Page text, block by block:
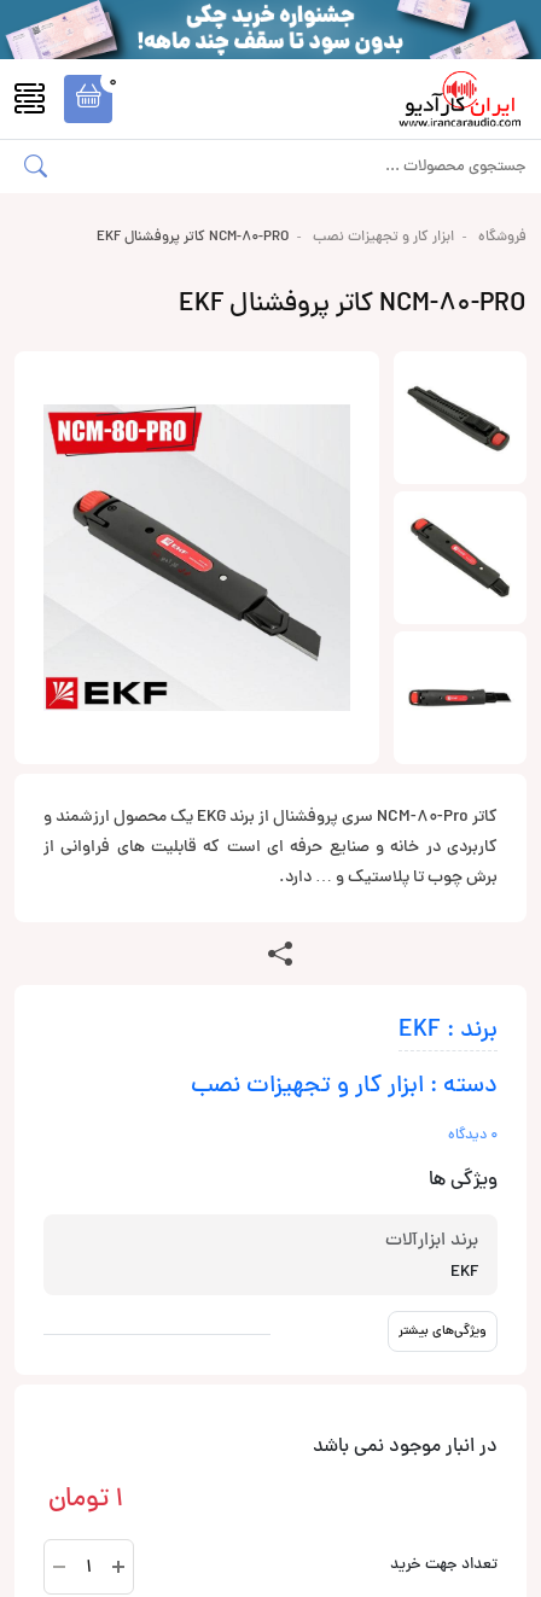
0
فروشگاه ابزار کار و تجهیزات نصب NCM-80-PRO کاتر پروفشنال EKF
NCM-80-PRO کاتر پروفشنال EKF
کاتر NCM-80-Pro سری پروفشنال از برند EKG یک محصول ارزشمند و
کاربردی در خانه و صنایع حرفه ای است که قابلیت های فراوانی از
برش چوب تا پلاستیک و … دارد.
برند : EKF
دسته : ابزار کار و تجهیزات نصب
0 دیدگاه
ویژگی ها
برند ابزارآلات
EKF
ویژگی‌های بیشتر
در انبار موجود نمی باشد
1 تومان
تعداد جهت خرید
NCM-
80-